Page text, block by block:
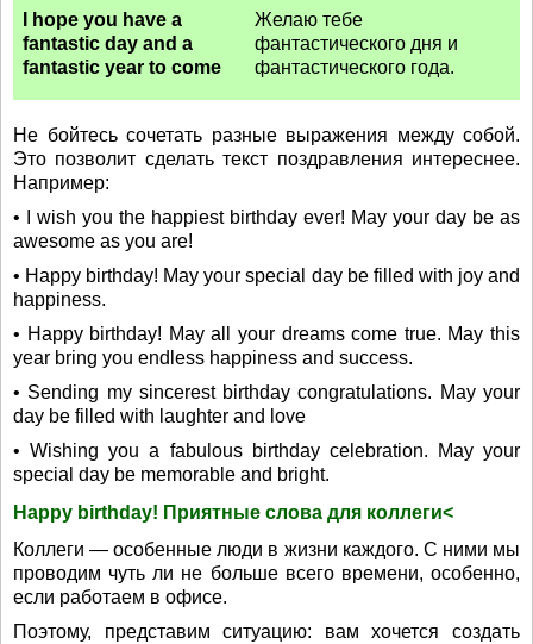
I hope you have a
fantastic day and a
fantastic year to come
Желаю тебе
фантастического дня и
фантастического года.
Не бойтесь сочетать разные выражения между собой.
Это позволит сделать текст поздравления интереснее.
Например:
• I wish you the happiest birthday ever! May your day be as
awesome as you are!
• Happy birthday! May your special day be filled with joy and
happiness.
• Happy birthday! May all your dreams come true. May this
year bring you endless happiness and success.
• Sending my sincerest birthday congratulations. May your
day be filled with laughter and love
• Wishing you a fabulous birthday celebration. May your
special day be memorable and bright.
Happy birthday! Приятные слова для коллеги<
Коллеги — особенные люди в жизни каждого. С ними мы
проводим чуть ли не больше всего времени, особенно,
если работаем в офисе.
Поэтому, представим ситуацию: вам хочется создать